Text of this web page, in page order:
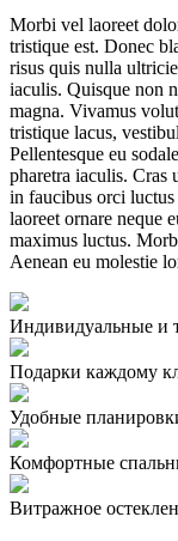
Morbi vel laoreet
tristique est. Donec
risus quis nulla
iaculis. Quisque non
magna. Vivamus
tristique lacus,
Pellentesque eu
pharetra iaculis. Cras
in faucibus orci
laoreet ornare neque
maximus luctus.
Aenean eu molestie
Индивидуальные и
Подарки каждому
Удобные
Комфортные
Витражное